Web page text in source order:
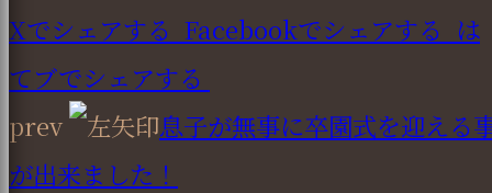
Xでシェアする Facebookでシェアする は
てブでシェアする
prev
息子が無事に卒園式を迎える
が出来ました！